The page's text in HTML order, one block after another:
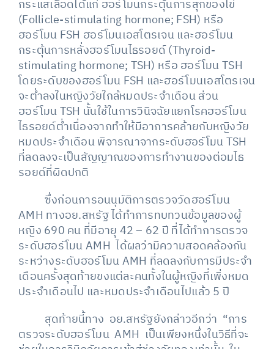
กระแสเลือดได้แก่ ฮอร์โมนกระตุ้นการสุกของไข่
(Follicle-stimulating hormone; FSH) หรือ
ฮอร์โมน FSH ฮอร์โมนเอสโตรเจน และฮอร์โมน
กระตุ้นการหลั่งฮอร์โมนไธรอยด์ (Thyroid-
stimulating hormone; TSH) หรือ ฮอร์โมน TSH
โดยระดับของฮอร์โมน FSH และฮอร์โมนเอสโตรเจน
จะต่ำลงในหญิงวัยใกล้หมดประจำเดือน ส่วน
ฮอร์โมน TSH นั้นใช้ในการวินิจฉัยแยกโรคฮอร์โมน
ไธรอยด์ต่ำเนื่องจากทำให้มีอาการคล้ายกับหญิงวัย
หมดประจำเดือน พิจารณาจากระดับฮอร์โมน TSH
ที่ลดลงจะเป็นสัญญาณของการทำงานของต่อมไธ
รอยด์ที่ผิดปกติ
ซึ่งก่อนการอนนุมัติการตรวจวัดฮอร์โมน
AMH ทางอย.สหรัฐ ได้ทำการทบทวนข้อมูลของผู้
หญิง 690 คน ที่มีอายุ 42 – 62 ปี ที่ได้ทำการตรวจ
ระดับฮอร์โมน AMH ได้ผลว่ามีความสอดคล้องกัน
ระหว่างระดับฮอร์โมน AMH ที่ลดลงกับการมีประจำ
เดือนครั้งสุดท้ายขงแต่ละคนทั้งในผู้หญิงที่เพิ่งหมด
ประจำเดือนไป และหมดประจำเดือนไปแล้ว 5 ปี
สุดท้ายนี้ทาง อย.สหรัฐยังกล่าวอีกว่า “การ
ตรวจระดับฮอร์โมน AMH เป็นเพียงหนึ่งในวิธีที่จะ